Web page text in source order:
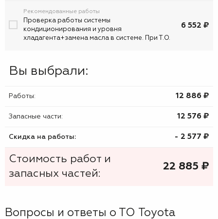
Рекомендованные работы
Проверка работы системы
кондиционирования и уровня
хладагента+замена масла в системе. При Т.О.
6 552 ₽
Вы выбрали:
Работы: 12 886 ₷
Запасные части: 12 576 ₷
Скидка на работы: - 2 577 ₷
Стоимость работ и
запасных частей:
22 885 ₷
Вопросы и ответы о ТО Toyota